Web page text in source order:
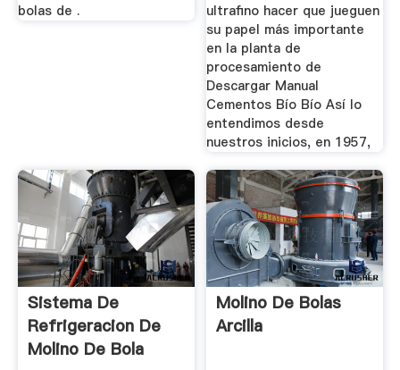
bolas de .
ultrafino hacer que jueguen
su papel más importante
en la planta de
procesamiento de
Descargar Manual
Cementos Bío Bío Así lo
entendimos desde
nuestros inicios, en 1957,
Sistema De
Refrigeracion De
Molino De Bola
Molino De Bolas
Arcilla